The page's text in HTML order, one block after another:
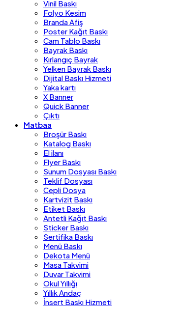
Vinil Baskı
Folyo Kesim
Branda Afiş
Poster Kağıt Baskı
Cam Tablo Baskı
Bayrak Baskı
Kırlangıç Bayrak
Yelken Bayrak Baskı
Dijital Baskı Hizmeti
Yaka kartı
X Banner
Quick Banner
Çıktı
Matbaa
Broşür Baskı
Katalog Baskı
El ilanı
Flyer Baskı
Sunum Dosyası Baskı
Teklif Dosyası
Cepli Dosya
Kartvizit Baskı
Etiket Baskı
Antetli Kağıt Baskı
Sticker Baskı
Sertifika Baskı
Menü Baskı
Dekota Menü
Masa Takvimi
Duvar Takvimi
Okul Yıllığı
Yıllık Andaç
İnsert Baskı Hizmeti